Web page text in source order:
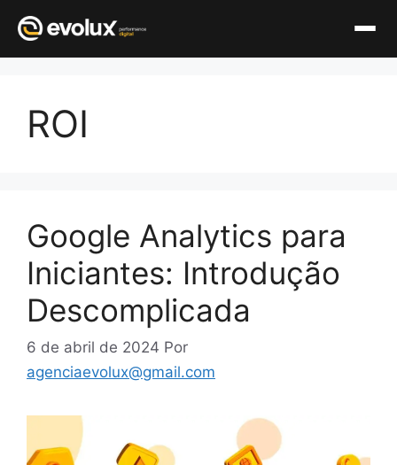
conteúdo
ROI
Google Analytics para
Iniciantes: Introdução
Descomplicada
6 de abril de 2024 Por
agenciaevolux@gmail.com